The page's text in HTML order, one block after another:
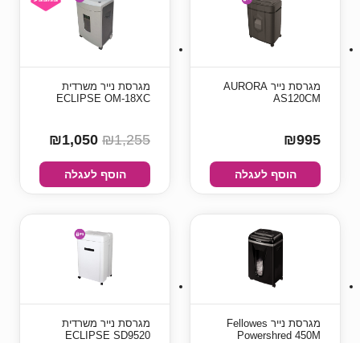
מגרסת נייר AURORA
AS120CM
₪995
הוסף לעגלה
מגרסת נייר משרדית
ECLIPSE OM-18XC
₪1,255
הוסף לעגלה
מגרסת נייר Fellowes
Powershred 450M
מגרסת נייר משרדית
ECLIPSE SD9520